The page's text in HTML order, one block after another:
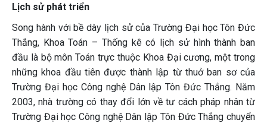
Lịch sử phát triển
Song hành với bề dày lịch sử của Trường Đại học Tôn Đức
Thắng, Khoa Toán – Thống kê có lịch sử hình thành ban
đầu là bộ môn Toán trực thuộc Khoa Đại cương, một trong
những khoa đầu tiên được thành lập từ thuở ban sơ của
Trường Đại học Công nghệ Dân lập Tôn Đức Thắng. Năm
2003, nhà trường có thay đổi lớn về tư cách pháp nhân từ
Trường Đại học Công nghệ Dân lập Tôn Đức Thắng chuyển